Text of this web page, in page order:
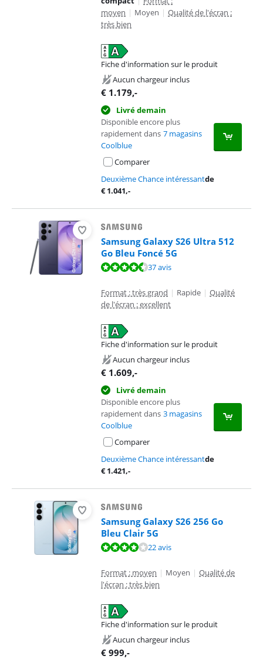
moyen | Moyen | Qualité de l'écran :
très bien
Fiche d'information sur le produit
s'ouvre dans un nouvel ongletAucun chargeur inclus
€ 1.179,-
Livré demain
Disponible encore plus
rapidement dans 7 magasins
Coolblue
Comparer
Deuxième Chance intéressantde
€1.041,-
Samsung Galaxy S26 Ultra 512
Go Bleu Foncé 5G
La note est de 9,4 sur 10, basée sur 37 avis.37 avis
Format : très grand | Rapide | Qualité
de l'écran : excellent
Fiche d'information sur le produit
s'ouvre dans un nouvel ongletAucun chargeur inclus
€ 1.609,-
Livré demain
Disponible encore plus
rapidement dans 3 magasins
Coolblue
Comparer
Deuxième Chance intéressantde
€1.421,-
Samsung Galaxy S26 256 Go
Bleu Clair 5G
La note est de 8,3 sur 10, basée sur 22 avis.22 avis
Format : moyen | Moyen | Qualité de
l'écran : très bien
Fiche d'information sur le produit
s'ouvre dans un nouvel ongletAucun chargeur inclus
€ 999,-